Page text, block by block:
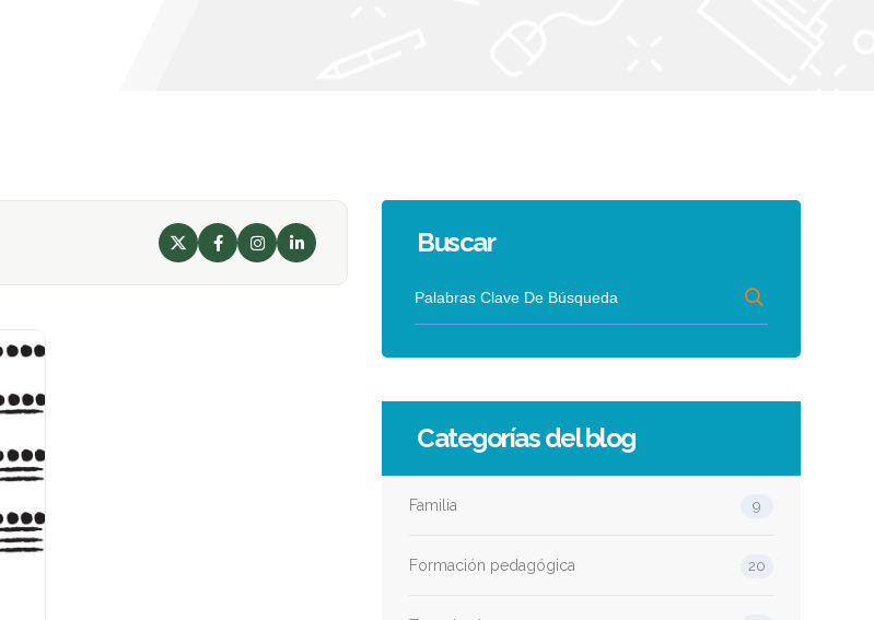
X
Facebook
InstagramLinkedIn
Buscar
Categorías del blog
Familia 9
Formación pedagógica 20